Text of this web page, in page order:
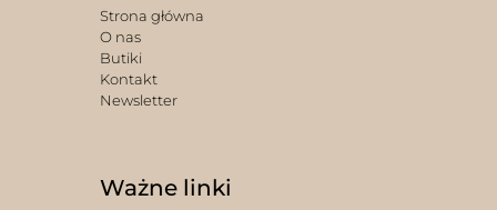
Strona główna
O nas
Butiki
Kontakt
Newsletter
Ważne linki